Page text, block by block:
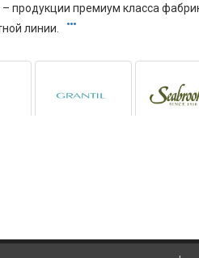
продукции премиум класса
линии.